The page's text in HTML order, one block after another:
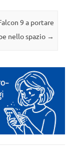
9 a portare
nello spazio →